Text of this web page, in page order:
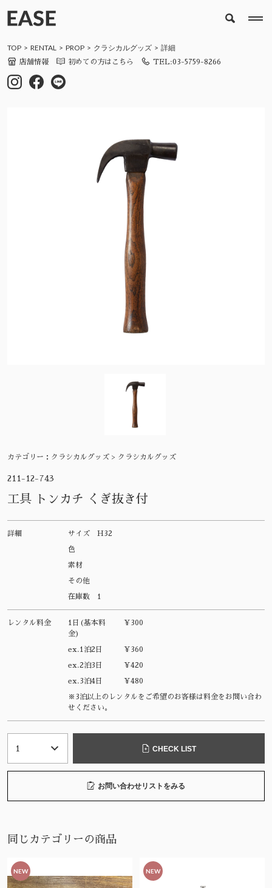
TOP RENTAL PROP クラシカルグッズ 詳細
店舗情報 初めての方はこちら TEL:03-5759-8266
カテゴリー： クラシカルグッズ > クラシカルグッズ
211-12-743
工具 トンカチ くぎ抜き付
詳細 サイズ H32
色
素材
その他
在庫数 1
レンタル料金
1日(基本料
金)
¥300
ex.1泊2日 ¥360
ex.2泊3日 ¥420
ex.3泊4日 ¥480
※3泊以上のレンタルをご希望のお客様は料金をお問い合わ
せください。
CHECK LIST
お問い合わせリストをみる
同じカテゴリーの商品
NEW NEW